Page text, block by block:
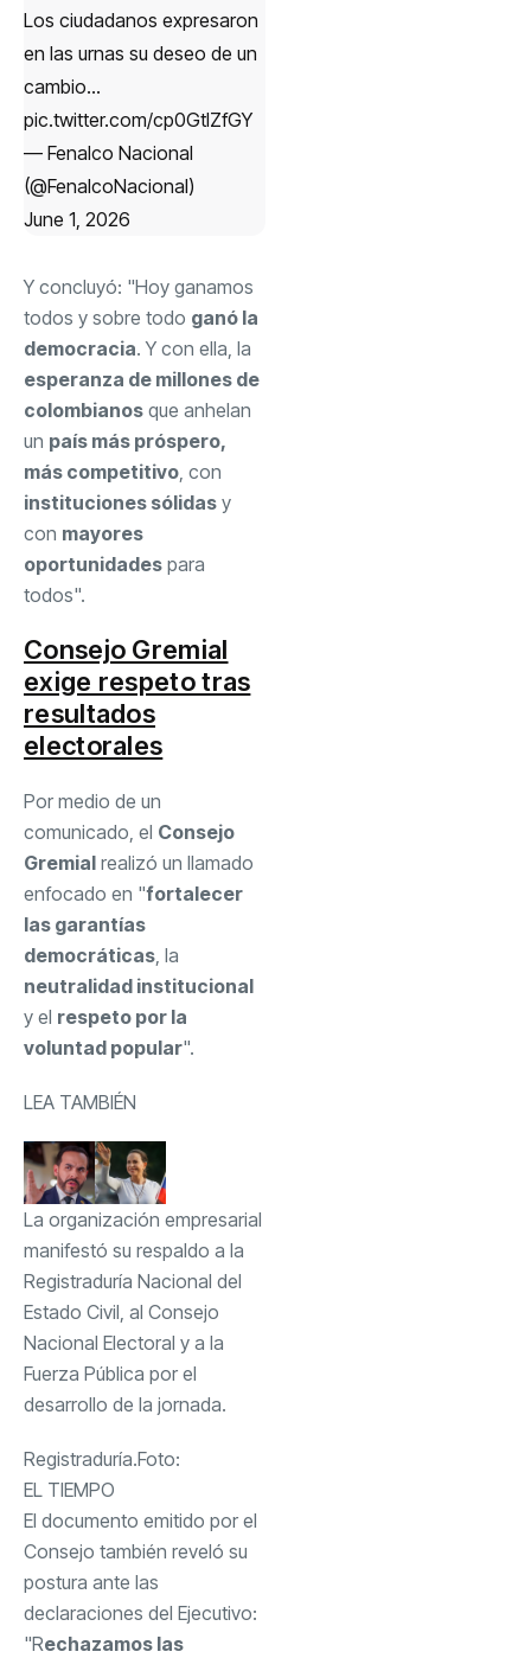
Los ciudadanos expresaron
en las urnas su deseo de un
cambio…
pic.twitter.com/cp0GtIZfGY
— Fenalco Nacional
(@FenalcoNacional)
June 1, 2026
Y concluyó: "Hoy ganamos
todos y sobre todo ganó la
democracia. Y con ella, la
esperanza de millones de
colombianos que anhelan
un país más próspero,
más competitivo , con
instituciones sólidas y
con mayores
oportunidades para
todos".
Consejo Gremial
exige respeto tras
resultados
electorales
Por medio de un
comunicado, el Consejo
Gremial realizó un llamado
enfocado en "fortalecer
las garantías
democráticas , la
neutralidad institucional
y el respeto por la
voluntad popular".
LEA TAMBIÉN
La organización empresarial
manifestó su respaldo a la
Registraduría Nacional del
Estado Civil, al Consejo
Nacional Electoral y a la
Fuerza Pública por el
desarrollo de la jornada.
Registraduría.Foto:
EL TIEMPO
El documento emitido por el
Consejo también reveló su
postura ante las
declaraciones del Ejecutivo:
"Rechazamos las